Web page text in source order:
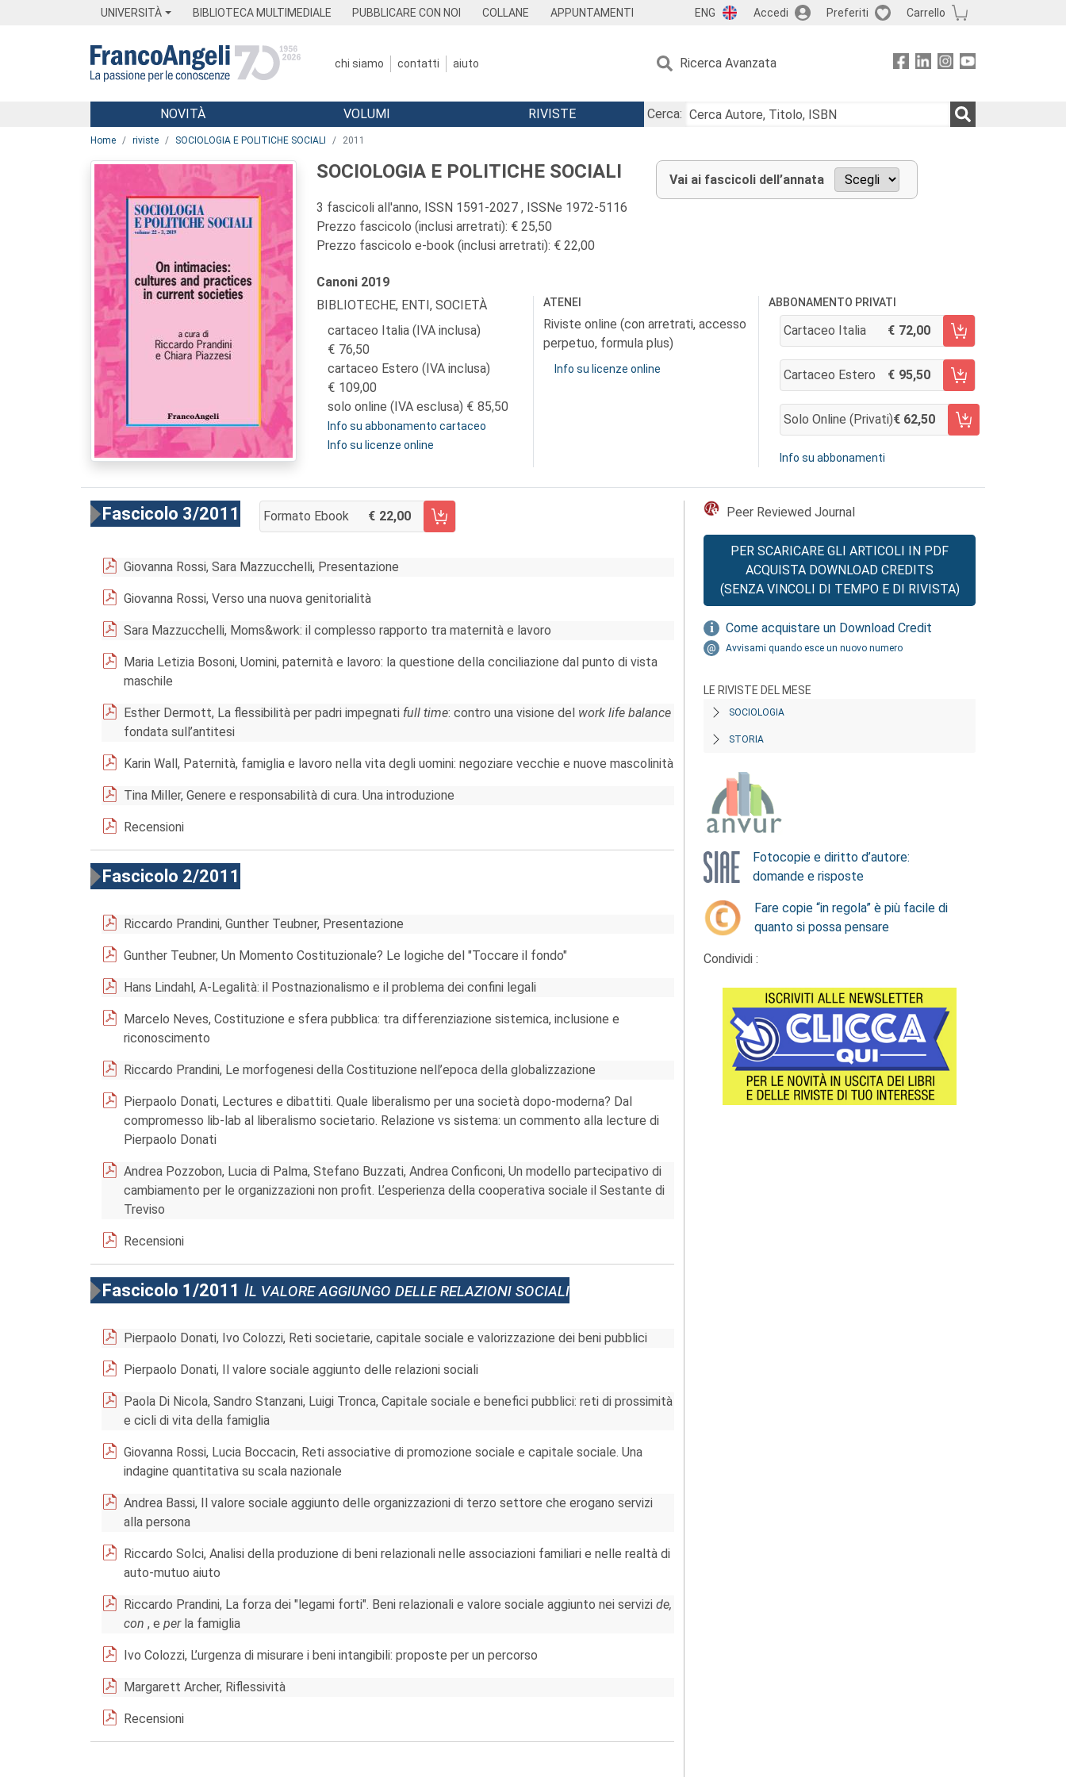
UNIVERSITÀ BIBLIOTECA MULTIMEDIALE PUBBLICARE CON NOI COLLANE APPUNTAMENTI ENG Accedi Preferiti Carrello
chi siamo contatti aiuto Ricerca Avanzata
Menu
NOVITÀ VOLUMI RIVISTE
Cerca:
Home riviste SOCIOLOGIA E POLITICHE SOCIALI 2011
SOCIOLOGIA E POLITICHE SOCIALI
3 fascicoli all'anno, ISSN 1591-2027 , ISSNe 1972-5116
Prezzo fascicolo (inclusi arretrati): € 25,50
Prezzo fascicolo e-book (inclusi arretrati): € 22,00
Vai ai fascicoli dell’annata
Canoni 2019
BIBLIOTECHE, ENTI, SOCIETÀ
cartaceo Italia (IVA inclusa)
76,50
cartaceo Estero (IVA inclusa)
109,00
solo online (IVA esclusa)
85,50
Info su abbonamento cartaceo
Info su licenze online
ATENEI
Riviste online (con arretrati, accesso
perpetuo, formula plus)
Info su licenze online
ABBONAMENTO PRIVATI
Cartaceo Italia 72,00
AGGIUNGI AL CARRELLO
Cartaceo Estero 95,50
AGGIUNGI AL CARRELLO
Solo Online (privati) 62,50
AGGIUNGI AL CARRELLO
Info su abbonamenti
Fascicolo 3/2011 Formato Ebook 22,00
AGGIUNGI AL CARRELLO FASCICOLO 3/2011
Giovanna Rossi, Sara Mazzucchelli, Presentazione
Giovanna Rossi, Verso una nuova genitorialità
Sara Mazzucchelli, Moms&work: il complesso rapporto tra maternità e lavoro
Maria Letizia Bosoni, Uomini, paternità e lavoro: la questione della conciliazione dal punto di vista
maschile
Esther Dermott, La flessibilità per padri impegnati full time: contro una visione del work life balance
fondata sull’antitesi
Karin Wall, Paternità, famiglia e lavoro nella vita degli uomini: negoziare vecchie e nuove mascolinità
Tina Miller, Genere e responsabilità di cura. Una introduzione
Recensioni
Fascicolo 2/2011
Riccardo Prandini, Gunther Teubner, Presentazione
Gunther Teubner, Un Momento Costituzionale? Le logiche del "Toccare il fondo"
Hans Lindahl, A-Legalità: il Postnazionalismo e il problema dei confini legali
Marcelo Neves, Costituzione e sfera pubblica: tra differenziazione sistemica, inclusione e
riconoscimento
Riccardo Prandini, Le morfogenesi della Costituzione nell’epoca della globalizzazione
Pierpaolo Donati, Lectures e dibattiti. Quale liberalismo per una società dopo-moderna? Dal
compromesso lib-lab al liberalismo societario. Relazione vs sistema: un commento alla lecture di
Pierpaolo Donati
Andrea Pozzobon, Lucia di Palma, Stefano Buzzati, Andrea Conficoni, Un modello partecipativo di
cambiamento per le organizzazioni non profit. L’esperienza della cooperativa sociale il Sestante di
Treviso
Recensioni
Fascicolo 1/2011 Il valore aggiungo delle relazioni sociali
Pierpaolo Donati, Ivo Colozzi, Reti societarie, capitale sociale e valorizzazione dei beni pubblici
Pierpaolo Donati, Il valore sociale aggiunto delle relazioni sociali
Paola Di Nicola, Sandro Stanzani, Luigi Tronca, Capitale sociale e benefici pubblici: reti di prossimità
e cicli di vita della famiglia
Giovanna Rossi, Lucia Boccacin, Reti associative di promozione sociale e capitale sociale. Una
indagine quantitativa su scala nazionale
Andrea Bassi, Il valore sociale aggiunto delle organizzazioni di terzo settore che erogano servizi
alla persona
Riccardo Solci, Analisi della produzione di beni relazionali nelle associazioni familiari e nelle realtà di
auto-mutuo aiuto
Riccardo Prandini, La forza dei "legami forti". Beni relazionali e valore sociale aggiunto nei servizi de,
con , e per la famiglia
Ivo Colozzi, L’urgenza di misurare i beni intangibili: proposte per un percorso
Margarett Archer, Riflessività
Recensioni
Peer Reviewed Journal
PER SCARICARE GLI ARTICOLI IN PDF
ACQUISTA DOWNLOAD CREDITS
(SENZA VINCOLI DI TEMPO E DI RIVISTA)
Come acquistare un Download Credit
Avvisami quando esce un nuovo numero
LE RIVISTE DEL MESE
SOCIOLOGIA
STORIA
Fotocopie e diritto d’autore:
domande e risposte
Fare copie “in regola” è più facile di
quanto si possa pensare
Condividi :